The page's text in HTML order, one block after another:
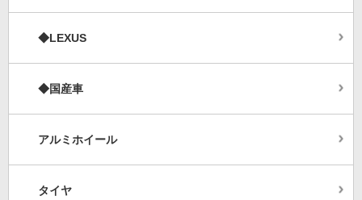
◆LEXUS
◆国産車
アルミホイール
タイヤ